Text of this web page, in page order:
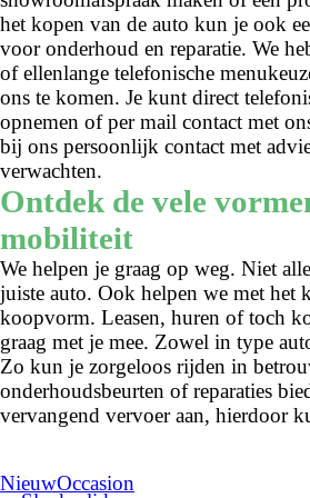
het kopen van de auto kun je ook
voor onderhoud en reparatie. We
of ellenlange telefonische
ons te komen. Je kunt direct
opnemen of per mail contact met
bij ons persoonlijk contact met
verwachten.
Ontdek de vele
mobiliteit
We helpen je graag op weg. Niet
juiste auto. Ook helpen we met het
koopvorm. Leasen, huren of toch
graag met je mee. Zowel in type
Zo kun je zorgeloos rijden in
onderhoudsbeurten of reparaties
vervangend vervoer aan, hierdoor
NieuwOccasion